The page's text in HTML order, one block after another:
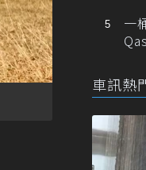
一
車訊熱